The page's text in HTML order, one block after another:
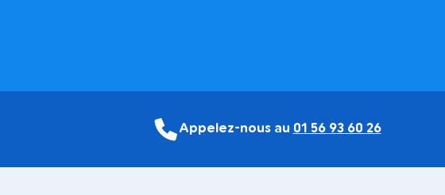
Appelez-nous au 01 56 93 60 26